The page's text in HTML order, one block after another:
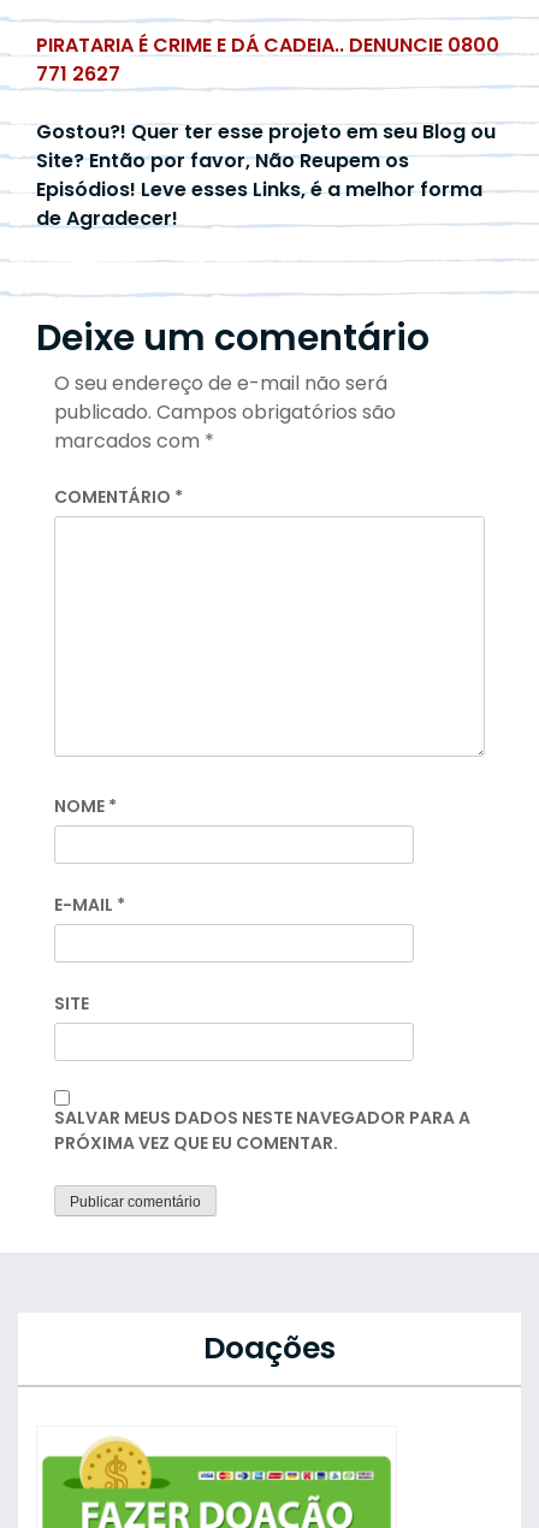
PIRATARIA É CRIME E DÁ CADEIA.. DENUNCIE 0800
771 2627
Gostou?! Quer ter esse projeto em seu Blog ou
Site? Então por favor, Não Reupem os
Episódios! Leve esses Links, é a melhor forma
de Agradecer!
Deixe um comentário
O seu endereço de e-mail não será
publicado. Campos obrigatórios são
marcados com *
COMENTÁRIO *
NOME *
E-MAIL *
SITE
SALVAR MEUS DADOS NESTE NAVEGADOR PARA A
PRÓXIMA VEZ QUE EU COMENTAR.
Doações